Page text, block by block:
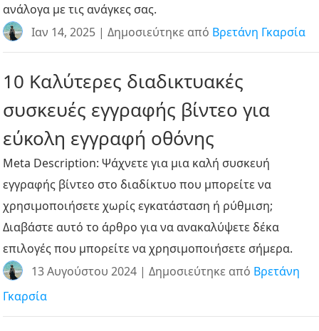
ανάλογα με τις ανάγκες σας.
Ιαν 14, 2025 | Δημοσιεύτηκε από Βρετάνη Γκαρσία
10 Καλύτερες διαδικτυακές
συσκευές εγγραφής βίντεο για
εύκολη εγγραφή οθόνης
Meta Description: Ψάχνετε για μια καλή συσκευή
εγγραφής βίντεο στο διαδίκτυο που μπορείτε να
χρησιμοποιήσετε χωρίς εγκατάσταση ή ρύθμιση;
Διαβάστε αυτό το άρθρο για να ανακαλύψετε δέκα
επιλογές που μπορείτε να χρησιμοποιήσετε σήμερα.
13 Αυγούστου 2024 | Δημοσιεύτηκε από Βρετάνη
Γκαρσία